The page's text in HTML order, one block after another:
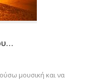
μουσική και να